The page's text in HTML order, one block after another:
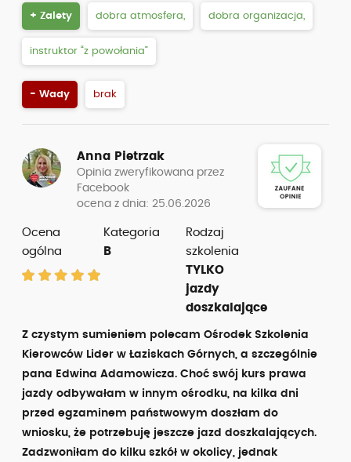
+ Zalety dobra atmosfera, dobra organizacja,
instruktor “z powołania”
- Wady brak
Anna Pietrzak
Opinia zweryfikowana przez
Facebook
ocena z dnia: 25.06.2026
Ocena
ogólna
Kategoria
B
Rodzaj
szkolenia
TYLKO
jazdy
doszkalające
Z czystym sumieniem polecam Ośrodek Szkolenia
Kierowców Lider w Łaziskach Górnych, a szczególnie
pana Edwina Adamowicza. Choć swój kurs prawa
jazdy odbywałam w innym ośrodku, na kilka dni
przed egzaminem państwowym doszłam do
wniosku, że potrzebuję jeszcze jazd doszkalających.
Zadzwoniłam do kilku szkół w okolicy, jednak